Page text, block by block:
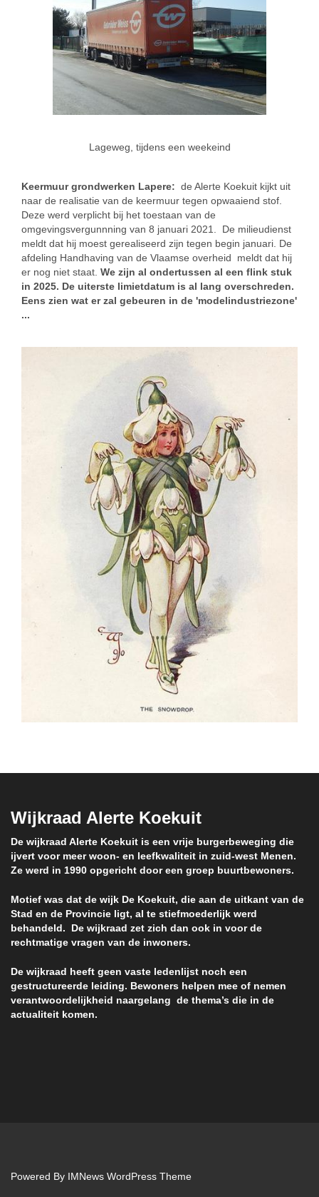
Lageweg, tijdens een weekeind
Keermuur grondwerken Lapere: de Alerte Koekuit kijkt uit
naar de realisatie van de keermuur tegen opwaaiend stof.
Deze werd verplicht bij het toestaan van de
omgevingsvergunnning van 8 januari 2021. De milieudienst
meldt dat hij moest gerealiseerd zijn tegen begin januari. De
afdeling Handhaving van de Vlaamse overheid meldt dat hij
er nog niet staat. We zijn al ondertussen al een flink stuk
in 2025. De uiterste limietdatum is al lang overschreden.
Eens zien wat er zal gebeuren in de 'modelindustriezone'
...
Wijkraad Alerte Koekuit
De wijkraad Alerte Koekuit is een vrije burgerbeweging die
ijvert voor meer woon- en leefkwaliteit in zuid-west Menen.
Ze werd in 1990 opgericht door een groep buurtbewoners.
Motief was dat de wijk De Koekuit, die aan de uitkant van de
Stad en de Provincie ligt, al te stiefmoederlijk werd
behandeld. De wijkraad zet zich dan ook in voor de
rechtmatige vragen van de inwoners.
De wijkraad heeft geen vaste ledenlijst noch een
gestructureerde leiding. Bewoners helpen mee of nemen
verantwoordelijkheid naargelang de thema’s die in de
actualiteit komen.
Powered By IMNews WordPress Theme